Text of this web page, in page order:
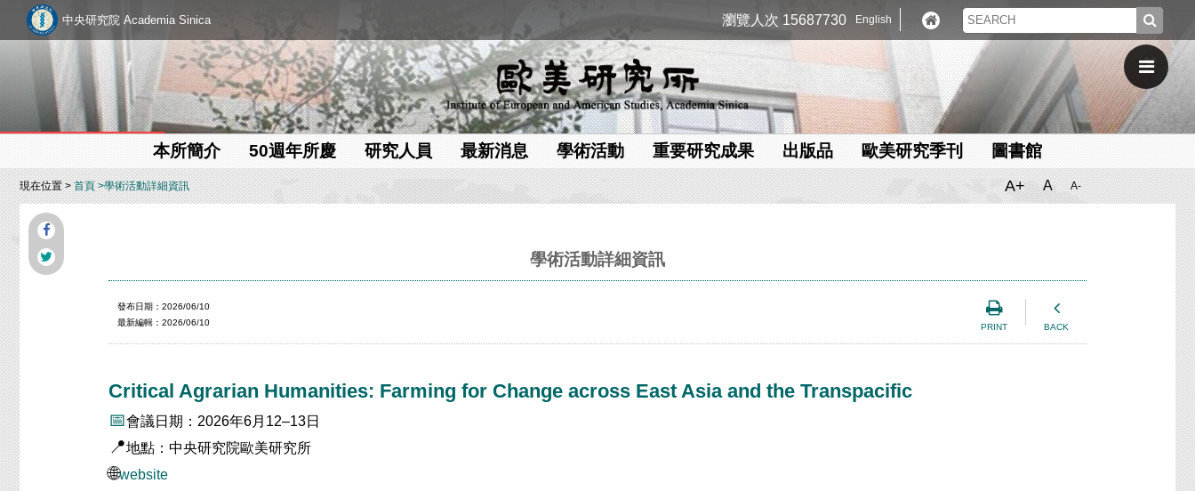
中央研究院 Academia Sinica 瀏覽人次 15687730 English
本所簡介 50週年所慶 研究人員 最新消息 學術活動 重要研究成果 出版品 歐美研究季刊 圖書館
現在位置 >首頁 >學術活動詳細資訊 A+ A A-
學術活動詳細資訊
PRINT BACK
發布日期：2026/06/10
最新編輯：2026/06/10
Critical Agrarian Humanities: Farming for Change across East Asia and the Transpacific
📅會議日期：2026年6月12–13日
📍地點：中央研究院歐美研究所
🌐website